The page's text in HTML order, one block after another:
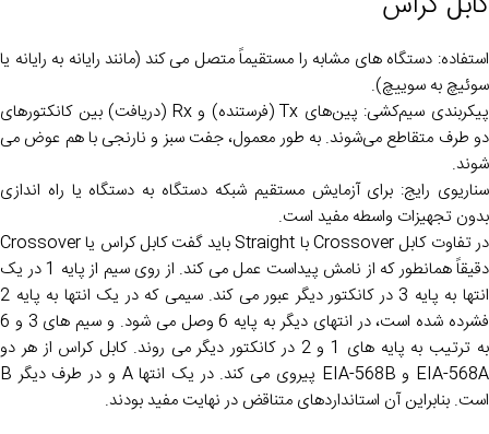
استفاده: دستگاه های مشابه را مستقیماً متصل می کند (مانند رایانه به رایانه یا
سوئیچ به سوییچ).
پیکربندی سیم‌کشی: پین‌های Tx (فرستنده) و Rx (دریافت) بین کانکتورهای
دو طرف متقاطع می‌شوند. به طور معمول، جفت سبز و نارنجی با هم عوض می
شوند.
سناریوی رایج: برای آزمایش مستقیم شبکه دستگاه به دستگاه یا راه اندازی
بدون تجهیزات واسطه مفید است.
در تفاوت کابل Crossover با Straight باید گفت کابل کراس یا Crossover
دقیقاً همانطور که از نامش پیداست عمل می کند. از روی سیم از پایه 1 در یک
انتها به پایه 3 در کانکتور دیگر عبور می کند. سیمی که در یک انتها به پایه 2
فشرده شده است، در انتهای دیگر به پایه 6 وصل می شود. و سیم های 3 و 6
به ترتیب به پایه های 1 و 2 در کانکتور دیگر می روند. کابل کراس از هر دو
EIA-568A و EIA-568B پیروی می کند. در یک انتها A و در طرف دیگر B
است. بنابراین آن استانداردهای متناقض در نهایت مفید بودند.